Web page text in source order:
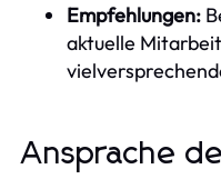
Empfehlungen:
aktuelle
Ansprache